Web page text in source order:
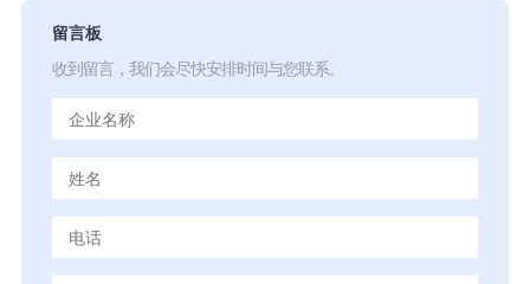
留言板
收到留言，我们会尽快安排时间与您联系。